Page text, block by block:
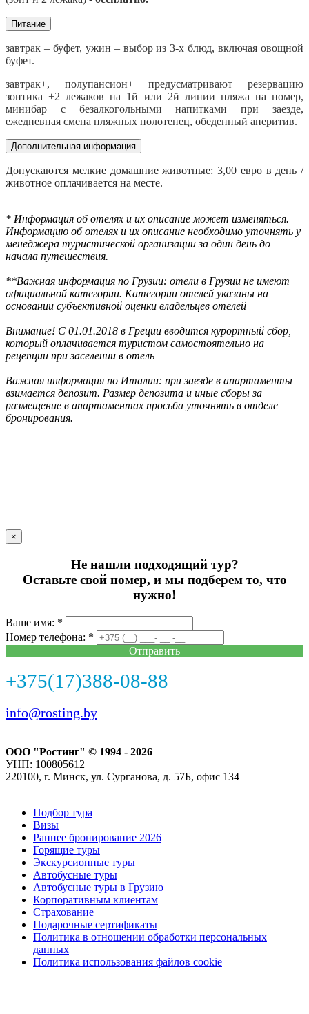
Питание
завтрак – буфет, ужин – выбор из 3-х блюд, включая овощной
буфет.
завтрак+, полупансион+ предусматривают резервацию
зонтика +2 лежаков на 1й или 2й линии пляжа на номер,
минибар с безалкогольными напитками при заезде,
ежедневная смена пляжных полотенец, обеденный аперитив.
Дополнительная информация
Допускаются мелкие домашние животные: 3,00 евро в день /
животное оплачивается на месте.
* Информация об отелях и их описание может изменяться.
Информацию об отелях и их описание необходимо уточнять у
менеджера туристической организации за один день до
начала путешествия.
**Важная информация по Грузии: отели в Грузии не имеют
официальной категории. Категории отелей указаны на
основании субъективной оценки владельцев отелей
Внимание! С 01.01.2018 в Греции вводится курортный сбор,
который оплачивается туристом самостоятельно на
рецепции при заселении в отель
Важная информация по Италии: при заезде в апартаменты
взимается депозит. Размер депозита и иные сборы за
размещение в апартаментах просьба уточнять в отделе
бронирования.
×
Не нашли подходящий тур?
Оставьте свой номер, и мы подберем то, что
нужно!
Ваше имя: *
Номер телефона: *
Отправить
+375(17)388-08-88
info@rosting.by
ООО "Ростинг" © 1994 - 2026
УНП: 100805612
220100, г. Минск, ул. Сурганова, д. 57Б, офис 134
Подбор тура
Визы
Раннее бронирование 2026
Горящие туры
Экскурсионные туры
Автобусные туры
Автобусные туры в Грузию
Корпоративным клиентам
Страхование
Подарочные сертификаты
Политика в отношении обработки персональных
данных
Политика использования файлов cookie